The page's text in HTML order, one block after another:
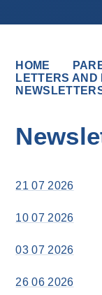
HOME
LETTERS AND
21 07 2026
10 07 2026
03 07 2026
26 06 2026